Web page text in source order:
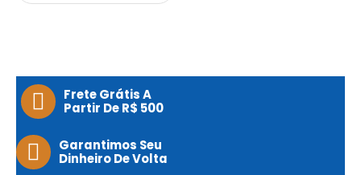
Frete Grátis A
Partir De R$ 500
Garantimos Seu
Dinheiro De Volta